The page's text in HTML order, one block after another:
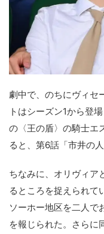
劇中で、のちにヴィセ
トはシーズン1から登
の〈王の盾〉の騎士エ
ると、第6話「市井の
ちなみに、オリヴィア
るところを捉えられ
ソーホー地区を二人で
を報じられた。さらに